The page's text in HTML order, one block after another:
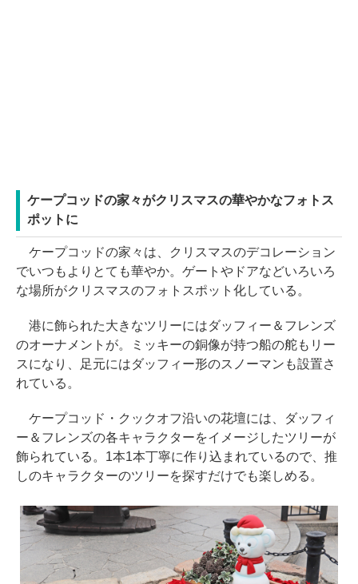
ケープコッドの家々がクリスマスの華やかなフォトス
ポットに
ケープコッドの家々は、クリスマスのデコレーション
でいつもよりとても華やか。ゲートやドアなどいろいろ
な場所がクリスマスのフォトスポット化している。
港に飾られた大きなツリーにはダッフィー＆フレンズ
のオーナメントが。ミッキーの銅像が持つ船の舵もリー
スになり、足元にはダッフィー形のスノーマンも設置さ
れている。
ケープコッド・クックオフ沿いの花壇には、ダッフィ
ー＆フレンズの各キャラクターをイメージしたツリーが
飾られている。1本1本丁寧に作り込まれているので、推
しのキャラクターのツリーを探すだけでも楽しめる。